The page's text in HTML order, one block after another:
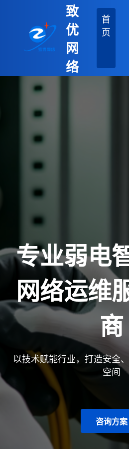
致
优
网
络
首
页
专业弱电
网络运维
商
以技术赋能行业，打造安全
空间
咨询方案